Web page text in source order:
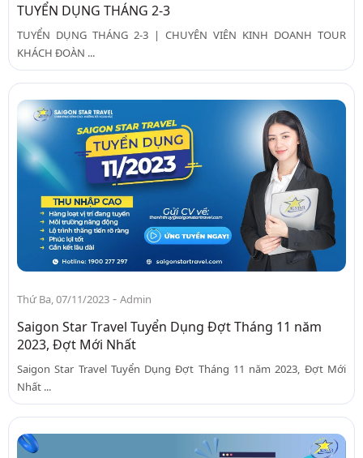
TUYỂN DỤNG THÁNG 2-3
TUYỂN DỤNG THÁNG 2-3 | CHUYÊN VIÊN KINH DOANH TOUR
KHÁCH ĐOÀN ...
Thứ Ba, 07/11/2023 - Admin
Saigon Star Travel Tuyển Dụng Đợt Tháng 11 năm
2023, Đợt Mới Nhất
Saigon Star Travel Tuyển Dụng Đợt Tháng 11 năm 2023, Đợt Mới
Nhất ...